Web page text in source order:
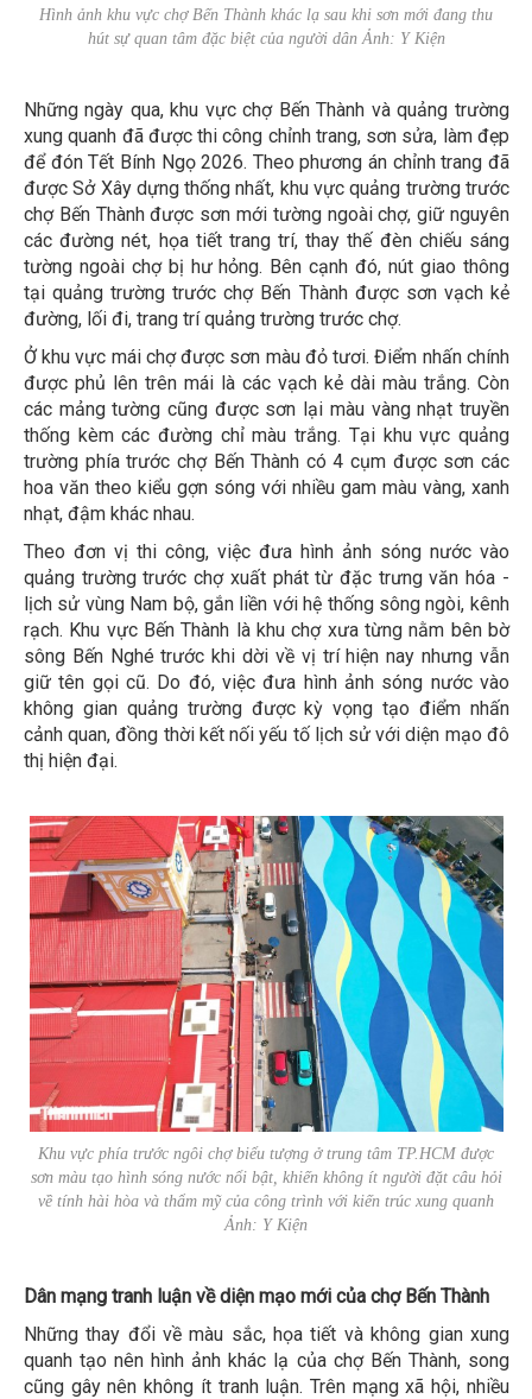
Hình ảnh khu vực chợ Bến Thành khác lạ sau khi sơn mới đang thu
hút sự quan tâm đặc biệt của người dân Ảnh: Y Kiện
Những ngày qua, khu vực chợ Bến Thành và quảng trường
xung quanh đã được thi công chỉnh trang, sơn sửa, làm đẹp
để đón Tết Bính Ngọ 2026. Theo phương án chỉnh trang đã
được Sở Xây dựng thống nhất, khu vực quảng trường trước
chợ Bến Thành được sơn mới tường ngoài chợ, giữ nguyên
các đường nét, họa tiết trang trí, thay thế đèn chiếu sáng
tường ngoài chợ bị hư hỏng. Bên cạnh đó, nút giao thông
tại quảng trường trước chợ Bến Thành được sơn vạch kẻ
đường, lối đi, trang trí quảng trường trước chợ.
Ở khu vực mái chợ được sơn màu đỏ tươi. Điểm nhấn chính
được phủ lên trên mái là các vạch kẻ dài màu trắng. Còn
các mảng tường cũng được sơn lại màu vàng nhạt truyền
thống kèm các đường chỉ màu trắng. Tại khu vực quảng
trường phía trước chợ Bến Thành có 4 cụm được sơn các
hoa văn theo kiểu gợn sóng với nhiều gam màu vàng, xanh
nhạt, đậm khác nhau.
Theo đơn vị thi công, việc đưa hình ảnh sóng nước vào
quảng trường trước chợ xuất phát từ đặc trưng văn hóa -
lịch sử vùng Nam bộ, gắn liền với hệ thống sông ngòi, kênh
rạch. Khu vực Bến Thành là khu chợ xưa từng nằm bên bờ
sông Bến Nghé trước khi dời về vị trí hiện nay nhưng vẫn
giữ tên gọi cũ. Do đó, việc đưa hình ảnh sóng nước vào
không gian quảng trường được kỳ vọng tạo điểm nhấn
cảnh quan, đồng thời kết nối yếu tố lịch sử với diện mạo đô
thị hiện đại.
Khu vực phía trước ngôi chợ biểu tượng ở trung tâm TP.HCM được
sơn màu tạo hình sóng nước nổi bật, khiến không ít người đặt câu hỏi
về tính hài hòa và thẩm mỹ của công trình với kiến trúc xung quanh
Ảnh: Y Kiện
Dân mạng tranh luận về diện mạo mới của chợ Bến Thành
Những thay đổi về màu sắc, họa tiết và không gian xung
quanh tạo nên hình ảnh khác lạ của chợ Bến Thành, song
cũng gây nên không ít tranh luận. Trên mạng xã hội, nhiều